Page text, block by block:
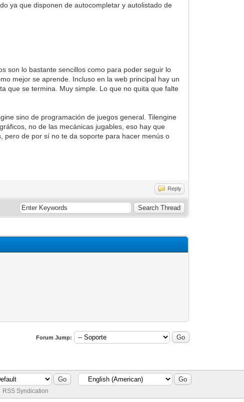
ya que disponen de autocompletar y autolistado de
son lo bastante sencillos como para poder seguir lo
mejor se aprende. Incluso en la web principal hay un
que se termina. Muy simple. Lo que no quita que falte
sino de programación de juegos general. Tilengine
no de las mecánicas jugables, eso hay que
pero de por sí no te da soporte para hacer menús o
Reply
Forum Jump:
RSS Syndication